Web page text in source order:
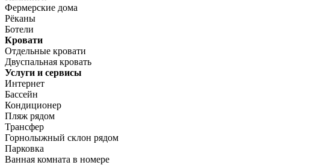
Фермерские дома
Рёканы
Ботели
Кровати
Отдельные кровати
Двуспальная кровать
Услуги и сервисы
Интернет
Бассейн
Кондиционер
Пляж рядом
Трансфер
Горнолыжный склон рядом
Парковка
Ванная комната в номере